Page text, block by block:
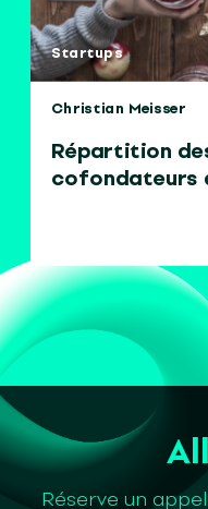
Startups
Christian Meisser
Répartition
cofondateurs
Réserve un